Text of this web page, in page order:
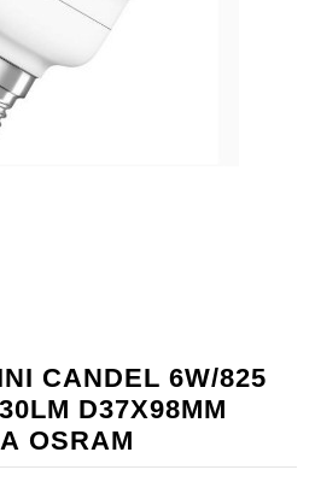
CANDEL 6W/825
D37X98MM
OSRAM